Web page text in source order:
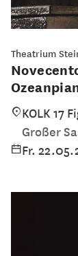
Theatrium
KOLK 17
Großer
Fr.